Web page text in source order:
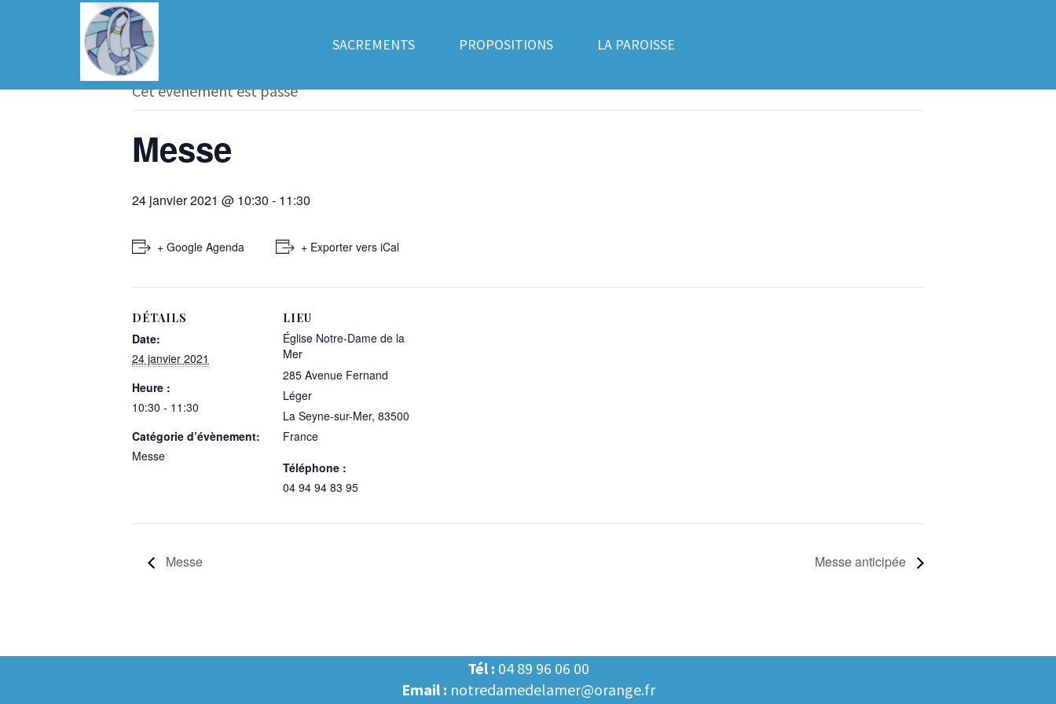
SACREMENTS PROPOSITIONS LA PAROISSE
« Tous les Évènements
Cet évènement est passé
Messe
24 janvier 2021 @ 10:30 - 11:30
+ Google Agenda + Exporter vers iCal
DÉTAILS
Date:
24 janvier 2021
Heure :
10:30 - 11:30
Catégorie d’évènement:
Messe
LIEU
Église Notre-Dame de la
Mer
285 Avenue Fernand
Léger
La Seyne-sur-Mer, 83500
France
Téléphone :
04 94 94 83 95
Messe Messe anticipée
Tél : 04 89 96 06 00
Email : notredamedelamer@orange.fr